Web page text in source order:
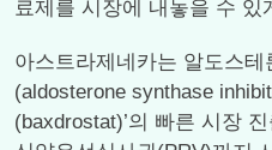
료제를 시장에 내놓을 수 있
아스트라제네카는 알도스테
(aldosterone synthase
(baxdrostat)’의 빠른 시장